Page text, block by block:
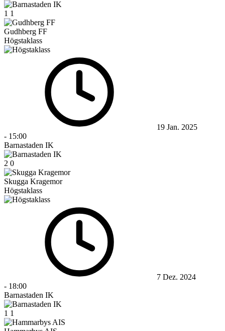
1 1
Gudhberg FF
Högstaklass
19 Jan. 2025
- 15:00
Barnastaden IK
2 0
Skugga Kragemor
Högstaklass
7 Dez. 2024
- 18:00
Barnastaden IK
1 1